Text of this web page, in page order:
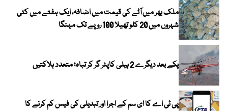
ملک بھر میں آٹے کی قیمت میں اضافہ، ایک ہفتے میں کئی
شہروں میں 20 کلو تھیلا 100 روپے تک مہنگا
یکے بعد دیگرے 2 ہیلی کاپٹر گر کر تباہ؛ متعدد ہلاکتیں
پی ٹی اے کا ای سم کے اجرا اور تبدیلی کی فیس کم کرنے کا